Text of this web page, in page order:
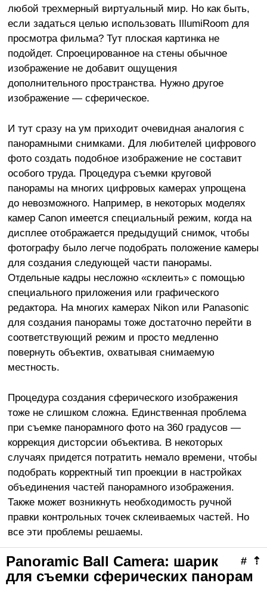
любой трехмерный виртуальный мир. Но как быть,
если задаться целью использовать IllumiRoom для
просмотра фильма? Тут плоская картинка не
подойдет. Спроецированное на стены обычное
изображение не добавит ощущения
дополнительного пространства. Нужно другое
изображение — сферическое.
И тут сразу на ум приходит очевидная аналогия с
панорамными снимками. Для любителей цифрового
фото создать подобное изображение не составит
особого труда. Процедура съемки круговой
панорамы на многих цифровых камерах упрощена
до невозможного. Например, в некоторых моделях
камер Canon имеется специальный режим, когда на
дисплее отображается предыдущий снимок, чтобы
фотографу было легче подобрать положение камеры
для создания следующей части панорамы.
Отдельные кадры несложно «склеить» с помощью
специального приложения или графического
редактора. На многих камерах Nikon или Panasonic
для создания панорамы тоже достаточно перейти в
соответствующий режим и просто медленно
повернуть объектив, охватывая снимаемую
местность.
Процедура создания сферического изображения
тоже не слишком сложна. Единственная проблема
при съемке панорамного фото на 360 градусов —
коррекция дисторсии объектива. В некоторых
случаях придется потратить немало времени, чтобы
подобрать корректный тип проекции в настройках
объединения частей панорамного изображения.
Также может возникнуть необходимость ручной
правки контрольных точек склеиваемых частей. Но
все эти проблемы решаемы.
⇡
#
Panoramic Ball Camera: шарик
для съемки сферических панорам